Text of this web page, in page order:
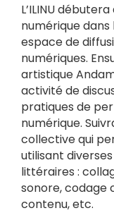
L’ILINU
numérique dans
espace de
numériques.
artistique
activité de
pratiques de
numérique.
collective qui
utilisant
littéraires :
sonore, codage
contenu, etc.